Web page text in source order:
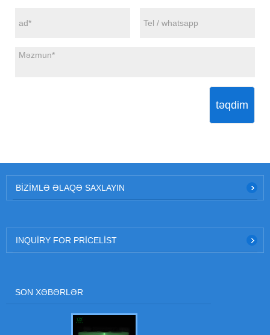
təqdim
BIZIMLƏ ƏLAQƏ SAXLAYIN
INQUIRY FOR PRICELIST
SON XƏBƏRLƏR